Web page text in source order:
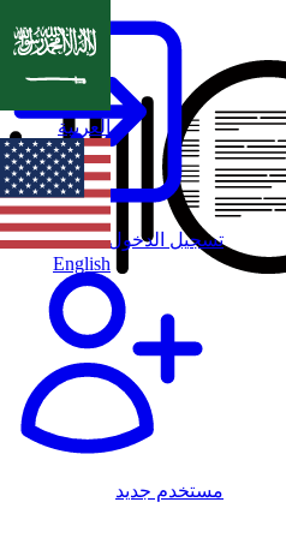
تسجيل الدخول
مستخدم جديد
العربية
English